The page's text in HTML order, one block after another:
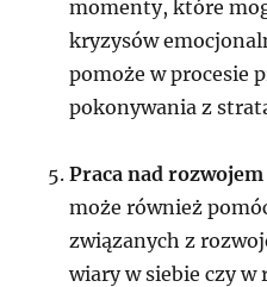
momenty, które
kryzysów
pomoże w procesie
pokonywania z
Praca nad
może również
związanych z
wiary w siebie czy w